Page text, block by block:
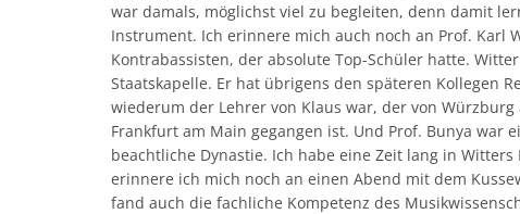
war damals, möglichst viel zu begleiten, denn damit
Instrument. Ich erinnere mich auch noch an Prof. Karl
Kontrabassisten, der absolute Top-Schüler hatte.
Staatskapelle. Er hat übrigens den späteren Kollegen
wiederum der Lehrer von Klaus war, der von Würzburg
Frankfurt am Main gegangen ist. Und Prof. Bunya war
beachtliche Dynastie. Ich habe eine Zeit lang in Witters
erinnere ich mich noch an einen Abend mit dem
fand auch die fachliche Kompetenz des